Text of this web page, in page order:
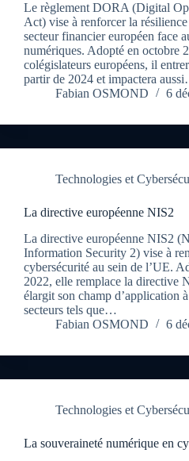
Le règlement DORA (Digital
Act) vise à renforcer la
secteur financier européen face
numériques. Adopté en octobre
colégislateurs européens, il
partir de 2024 et impactera
Fabian OSMOND
6
Technologies et
La directive européenne NIS2
La directive européenne NIS2
Information Security 2) vise à
cybersécurité au sein de l’UE.
2022, elle remplace la directive
élargit son champ d’application
secteurs tels que…
Fabian OSMOND
6
Technologies et
La souveraineté numérique en